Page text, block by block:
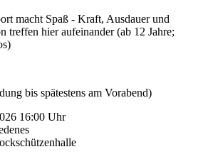
macht Spaß - Kraft, Ausdauer und
treffen hier aufeinander (ab 12 Jahre;
bis spätestens am Vorabend)
16:00 Uhr